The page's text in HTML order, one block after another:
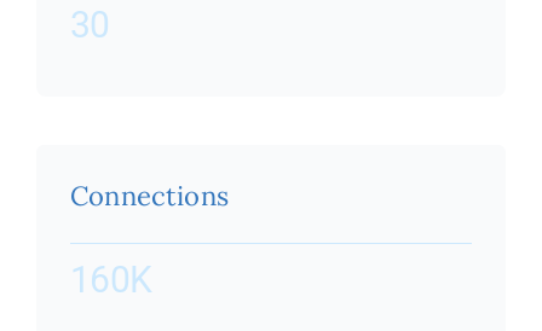
30
Connections
160K